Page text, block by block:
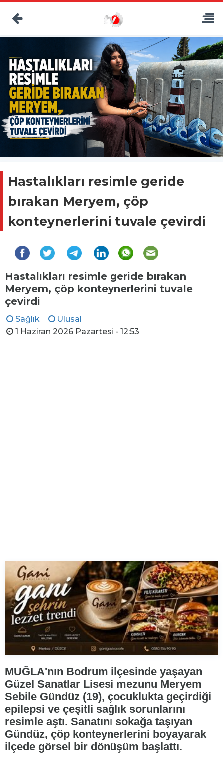
Hastalıkları resimle geride
bırakan Meryem, çöp
konteynerlerini tuvale çevirdi
Hastalıkları resimle geride bırakan
Meryem, çöp konteynerlerini tuvale
çevirdi
Sağlık
Ulusal
1 Haziran 2026 Pazartesi - 12:53
MUĞLA'nın Bodrum ilçesinde yaşayan
Güzel Sanatlar Lisesi mezunu Meryem
Sebile Gündüz (19), çocuklukta geçirdiği
epilepsi ve çeşitli sağlık sorunlarını
resimle aştı. Sanatını sokağa taşıyan
Gündüz, çöp konteynerlerini boyayarak
ilçede görsel bir dönüşüm başlattı.